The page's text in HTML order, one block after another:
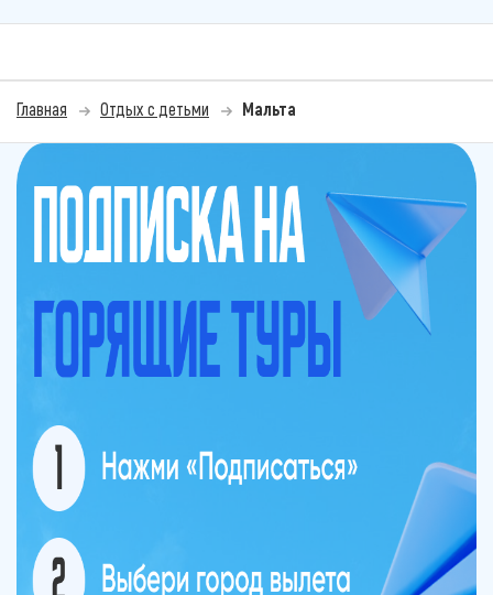
Главная Отдых с детьми Мальта